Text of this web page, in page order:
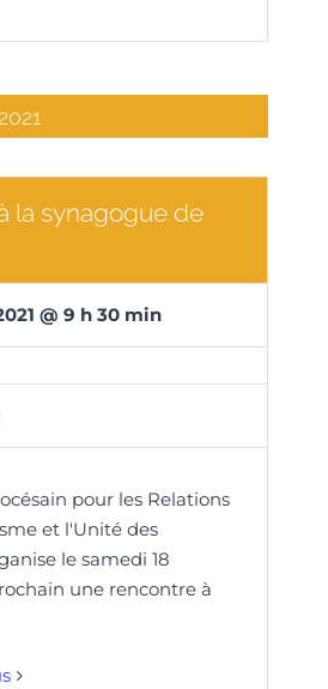
la synagogue de
@ 9 h 30 min
pour les Relations
et l'Unité des
le samedi 18
une rencontre à